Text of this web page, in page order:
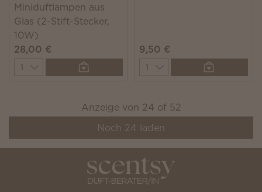
Miniduftlampen aus
Glas (2-Stift-Stecker,
10W)
28,00 €
Quantity
9,50 €
Quantity
Anzeige von 24 of 52
Noch 24 laden